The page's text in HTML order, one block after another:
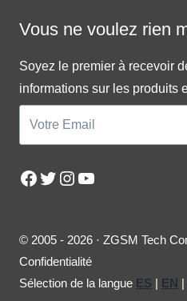
Vous ne voulez rien
Soyez le premier à recevoir
informations sur les produits
Facebook
Twitter
Instagram
YouTube
© 2005 - 2026 · ZGSM Tech
Confidentialité
Sélection de la langue ES | EN |